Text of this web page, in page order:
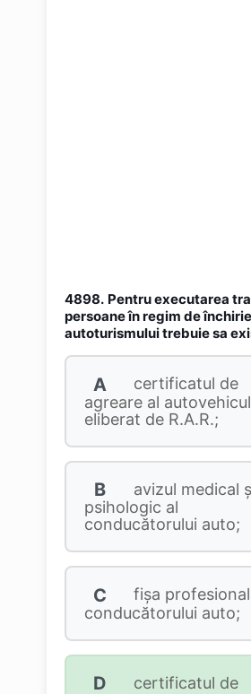
4898. Pentru executarea
persoane în regim de
autoturismului trebuie sa
A
certificatul de
agreare al
eliberat de R.A.R.;
B
avizul medical
psihologic al
conducătorului auto;
C
fişa
conducătorului auto;
D
certificatul de